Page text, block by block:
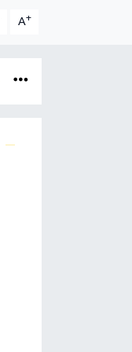
A+